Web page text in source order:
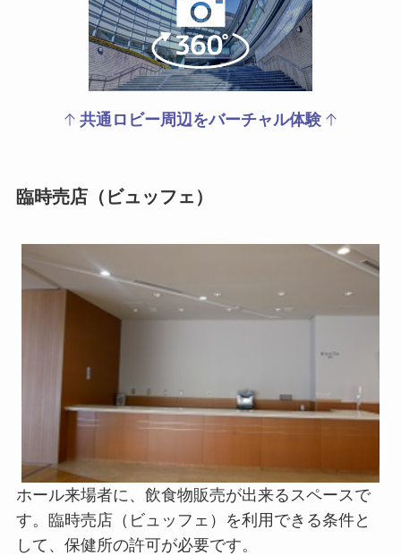
共通ロビー周辺をバーチャル体験
臨時売店（ビュッフェ）
ホール来場者に、飲食物販売が出来るスペースで
す。臨時売店（ビュッフェ）を利用できる条件と
して、保健所の許可が必要です。